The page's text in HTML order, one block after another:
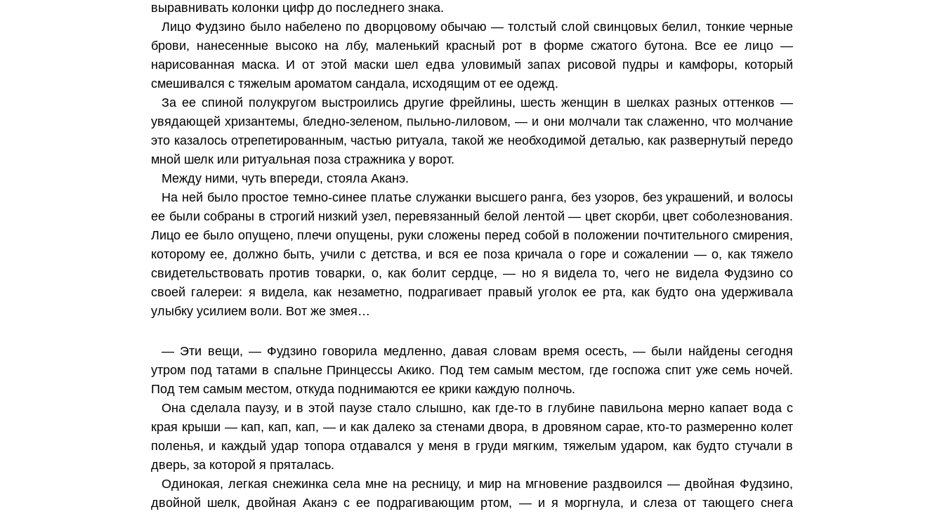
выравнивать колонки цифр до последнего знака.
Лицо Фудзино было набелено по дворцовому обычаю — толстый слой свинцовых белил, тонкие черные
брови, нанесенные высоко на лбу, маленький красный рот в форме сжатого бутона. Все ее лицо —
нарисованная маска. И от этой маски шел едва уловимый запах рисовой пудры и камфоры, который
смешивался с тяжелым ароматом сандала, исходящим от ее одежд.
За ее спиной полукругом выстроились другие фрейлины, шесть женщин в шелках разных оттенков —
увядающей хризантемы, бледно-зеленом, пыльно-лиловом, — и они молчали так слаженно, что молчание
это казалось отрепетированным, частью ритуала, такой же необходимой деталью, как развернутый передо
мной шелк или ритуальная поза стражника у ворот.
Между ними, чуть впереди, стояла Аканэ.
На ней было простое темно-синее платье служанки высшего ранга, без узоров, без украшений, и волосы
ее были собраны в строгий низкий узел, перевязанный белой лентой — цвет скорби, цвет соболезнования.
Лицо ее было опущено, плечи опущены, руки сложены перед собой в положении почтительного смирения,
которому ее, должно быть, учили с детства, и вся ее поза кричала о горе и сожалении — о, как тяжело
свидетельствовать против товарки, о, как болит сердце, — но я видела то, чего не видела Фудзино со
своей галереи: я видела, как незаметно, подрагивает правый уголок ее рта, как будто она удерживала
улыбку усилием воли. Вот же змея…
— Эти вещи, — Фудзино говорила медленно, давая словам время осесть, — были найдены сегодня
утром под татами в спальне Принцессы Акико. Под тем самым местом, где госпожа спит уже семь ночей.
Под тем самым местом, откуда поднимаются ее крики каждую полночь.
Она сделала паузу, и в этой паузе стало слышно, как где-то в глубине павильона мерно капает вода с
края крыши — кап, кап, кап, — и как далеко за стенами двора, в дровяном сарае, кто-то размеренно колет
поленья, и каждый удар топора отдавался у меня в груди мягким, тяжелым ударом, как будто стучали в
дверь, за которой я пряталась.
Одинокая, легкая снежинка села мне на ресницу, и мир на мгновение раздвоился — двойная Фудзино,
двойной шелк, двойная Аканэ с ее подрагивающим ртом, — и я моргнула, и слеза от тающего снега